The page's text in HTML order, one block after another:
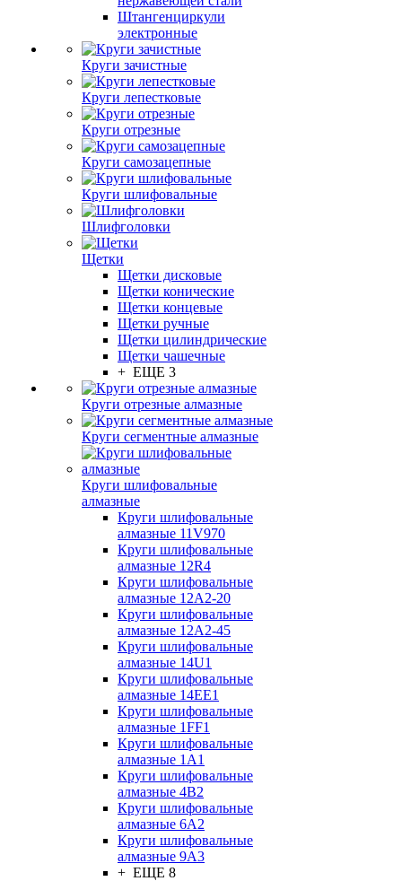
Штангенциркули
электронные
Круги зачистные
Круги лепестковые
Круги отрезные
Круги самозацепные
Круги шлифовальные
Шлифголовки
Щетки
Щетки дисковые
Щетки конические
Щетки концевые
Щетки ручные
Щетки цилиндрические
Щетки чашечные
+ ЕЩЕ 3
Круги отрезные алмазные
Круги сегментные алмазные
Круги шлифовальные
алмазные
Круги шлифовальные
алмазные 11V970
Круги шлифовальные
алмазные 12R4
Круги шлифовальные
алмазные 12А2-20
Круги шлифовальные
алмазные 12А2-45
Круги шлифовальные
алмазные 14U1
Круги шлифовальные
алмазные 14ЕЕ1
Круги шлифовальные
алмазные 1FF1
Круги шлифовальные
алмазные 1А1
Круги шлифовальные
алмазные 4В2
Круги шлифовальные
алмазные 6A2
Круги шлифовальные
алмазные 9А3
+ ЕЩЕ 8